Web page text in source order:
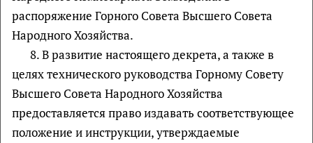
распоряжение Горного Совета Высшего Совета
Народного Хозяйства.
8. В развитие настоящего декрета, а также в
целях технического руководства Горному Совету
Высшего Совета Народного Хозяйства
предоставляется право издавать соответствующее
положение и инструкции, утверждаемые